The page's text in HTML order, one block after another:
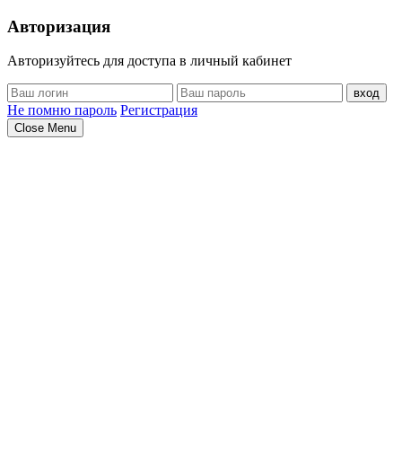
Авторизация
Авторизуйтесь для доступа в личный кабинет
вход
Не помню пароль Регистрация
Close Menu